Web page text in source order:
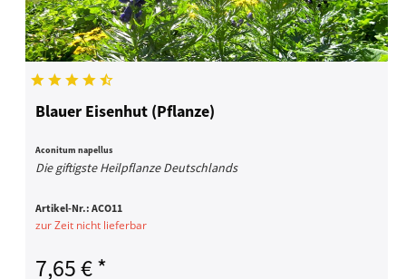
Blauer Eisenhut (Pflanze)
Aconitum napellus
Die giftigste Heilpflanze Deutschlands
Artikel-Nr.:ACO11
zur Zeit nicht lieferbar
7,65 € *